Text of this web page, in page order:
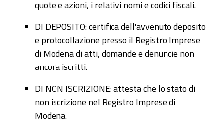
quote e azioni, i relativi nomi e codici fiscali.
DI DEPOSITO: certifica dell'avvenuto deposito
e protocollazione presso il Registro Imprese
di Modena di atti, domande e denuncie non
ancora iscritti.
DI NON ISCRIZIONE: attesta che lo stato di
non iscrizione nel Registro Imprese di
Modena.